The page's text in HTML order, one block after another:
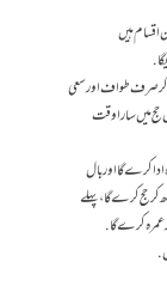
اقسام ہیں
کر صرف طواف اور سعی
حج میں سارا وقت
ادا کرے گا اور بال
کر حج کرے گا،پہلے
عمرہ کرے گا.